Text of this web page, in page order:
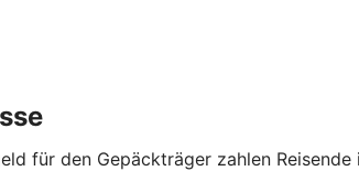
für den Gepäckträger zahlen